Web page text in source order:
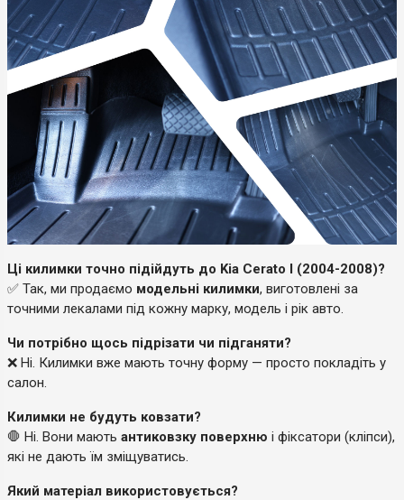
Ці килимки точно підійдуть до Kia Cerato I (2004-2008)?
✅ Так, ми продаємо модельні килимки, виготовлені за
точними лекалами під кожну марку, модель і рік авто.
Чи потрібно щось підрізати чи підганяти?
❌ Ні. Килимки вже мають точну форму — просто покладіть у
салон.
Килимки не будуть ковзати?
🛑 Ні. Вони мають антиковзку поверхню і фіксатори (кліпси),
які не дають їм зміщуватись.
Який матеріал використовується?